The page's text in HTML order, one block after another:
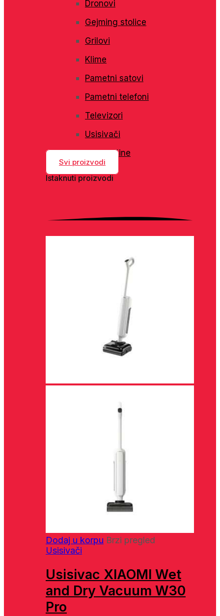
Dronovi
Gejming stolice
Grilovi
Klime
Pametni satovi
Pametni telefoni
Televizori
Usisivači
Veš mašine
Svi proizvodi
Istaknuti proizvodi
Dodaj u korpu Brzi pregled
Usisivači
Usisivac XIAOMI Wet
and Dry Vacuum W30
Pro